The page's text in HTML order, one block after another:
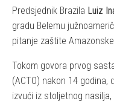
Predsjednik Brazila Luiz
gradu Belemu
pitanje zaštite
Tokom govora prvog
(ACTO) nakon 14 godina,
izvući iz stoljetnog